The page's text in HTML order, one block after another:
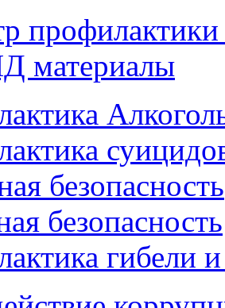
материалы
безопасность
безопасность
гибели